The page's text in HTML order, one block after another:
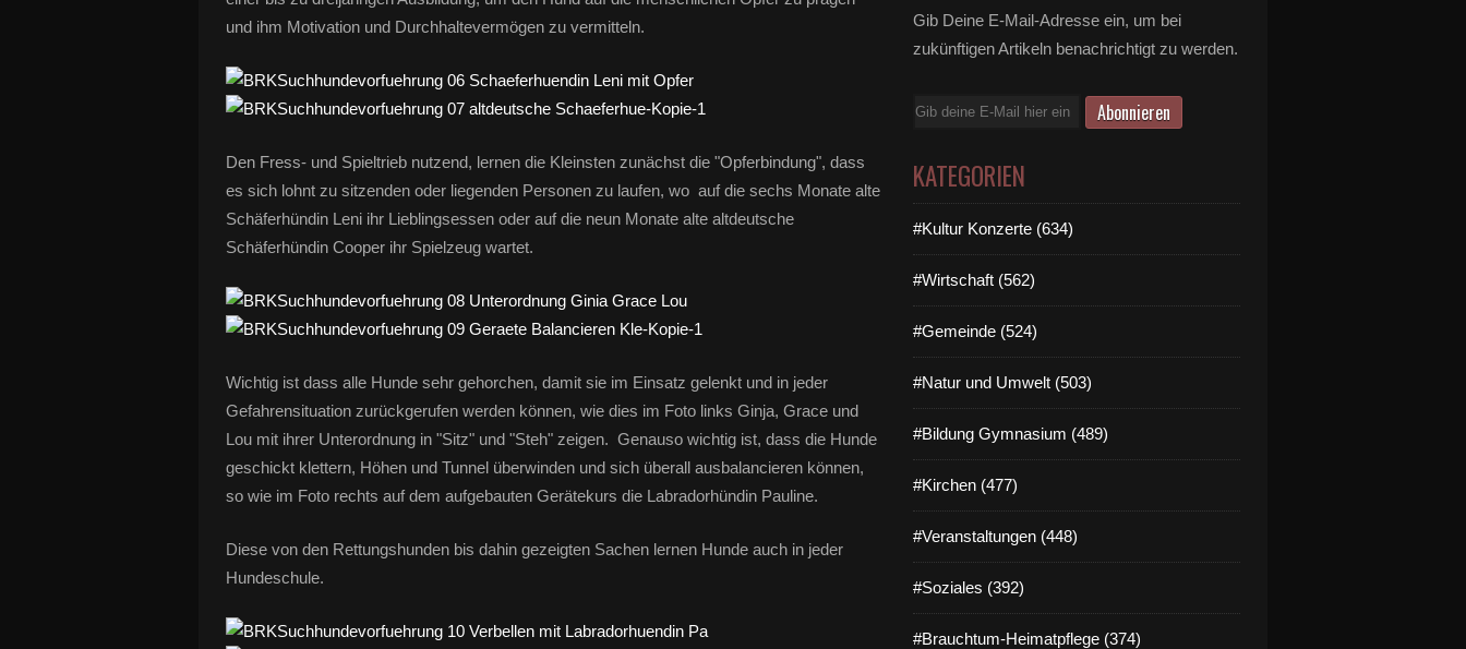
und ihm Motivation und Durchhaltevermögen zu vermitteln.
Den Fress- und Spieltrieb nutzend, lernen die Kleinsten zunächst die "Opferbindung", dass
es sich lohnt zu sitzenden oder liegenden Personen zu laufen, wo auf die sechs Monate alte
Schäferhündin Leni ihr Lieblingsessen oder auf die neun Monate alte altdeutsche
Schäferhündin Cooper ihr Spielzeug wartet.
Wichtig ist dass alle Hunde sehr gehorchen, damit sie im Einsatz gelenkt und in jeder
Gefahrensituation zurückgerufen werden können, wie dies im Foto links Ginja, Grace und
Lou mit ihrer Unterordnung in "Sitz" und "Steh" zeigen. Genauso wichtig ist, dass die Hunde
geschickt klettern, Höhen und Tunnel überwinden und sich überall ausbalancieren können,
so wie im Foto rechts auf dem aufgebauten Gerätekurs die Labradorhündin Pauline.
Diese von den Rettungshunden bis dahin gezeigten Sachen lernen Hunde auch in jeder
Hundeschule.
Gib Deine E-Mail-Adresse ein, um bei
zukünftigen Artikeln benachrichtigt zu werden.
E-
KATEGORIEN
#Kultur Konzerte (634)
#Wirtschaft (562)
#Gemeinde (524)
#Natur und Umwelt (503)
#Bildung Gymnasium (489)
#Kirchen (477)
#Veranstaltungen (448)
#Soziales (392)
#Brauchtum-Heimatpflege (374)